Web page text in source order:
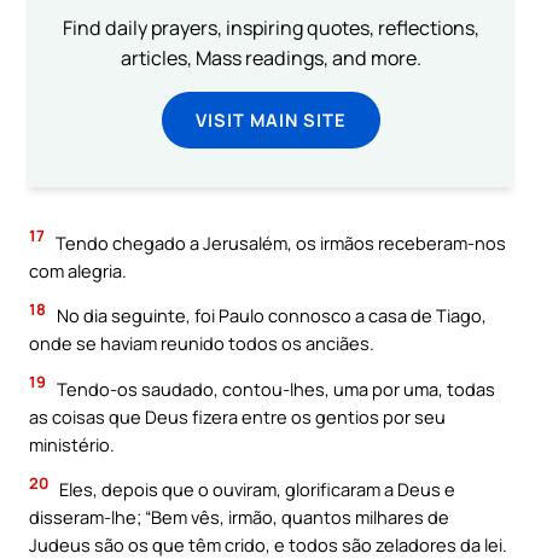
Find daily prayers, inspiring quotes, reflections,
articles, Mass readings, and more.
VISIT MAIN SITE
17 Tendo chegado a Jerusalém, os irmãos receberam-nos
com alegria.
18
No dia seguinte, foi Paulo connosco a casa de Tiago,
onde se haviam reunido todos os anciães.
19 Tendo-os saudado, contou-lhes, uma por uma, todas
as coisas que Deus fizera entre os gentios por seu
ministério.
20 Eles, depois que o ouviram, glorificaram a Deus e
disseram-lhe; “Bem vês, irmão, quantos milhares de
Judeus são os que têm crido, e todos são zeladores da lei.